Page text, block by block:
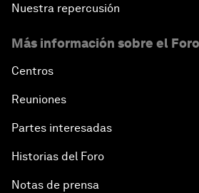
Nuestra repercusión
Más información sobre el Foro
Centros
Reuniones
Partes interesadas
Historias del Foro
Notas de prensa